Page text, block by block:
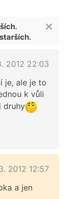
2012 22:03
je, ale je to
k vůli
druhy
2012 12:57
a jen